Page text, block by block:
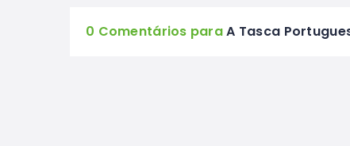
0 Comentários paraA Tasca